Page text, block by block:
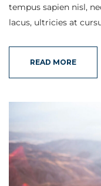
tempus sapien nisl,
lacus, ultricies at
READ MORE